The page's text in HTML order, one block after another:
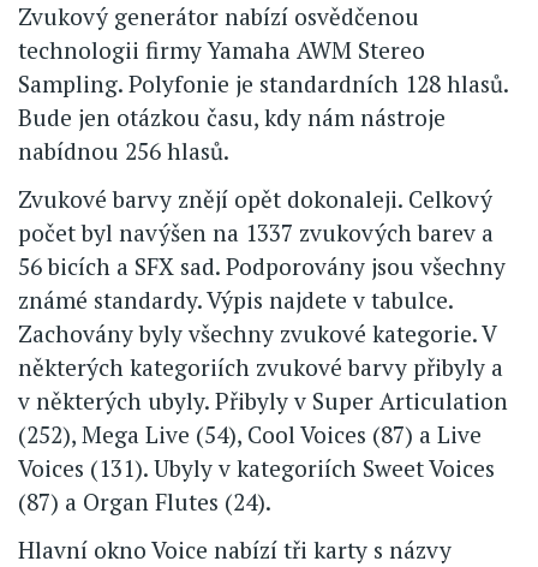
Zvukový generátor nabízí osvědčenou
technologii firmy Yamaha AWM Stereo
Sampling. Polyfonie je standardních 128 hlasů.
Bude jen otázkou času, kdy nám nástroje
nabídnou 256 hlasů.
Zvukové barvy znějí opět dokonaleji. Celkový
počet byl navýšen na 1337 zvukových barev a
56 bicích a SFX sad. Podporovány jsou všechny
známé standardy. Výpis najdete v tabulce.
Zachovány byly všechny zvukové kategorie. V
některých kategoriích zvukové barvy přibyly a
v některých ubyly. Přibyly v Super Articulation
(252), Mega Live (54), Cool Voices (87) a Live
Voices (131). Ubyly v kategoriích Sweet Voices
(87) a Organ Flutes (24).
Hlavní okno Voice nabízí tři karty s názvy